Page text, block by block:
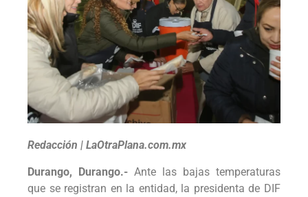
Redacción | LaOtraPlana.com.mx
Durango, Durango.- Ante las bajas temperaturas
que se registran en la entidad, la presidenta de DIF